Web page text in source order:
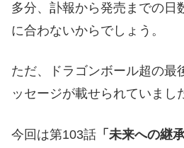
多分、訃報から発売までの日
に合わないからでしょう。
ただ、ドラゴンボール超の最
ッセージが載せられていまし
今回は第103話 「未来への継承